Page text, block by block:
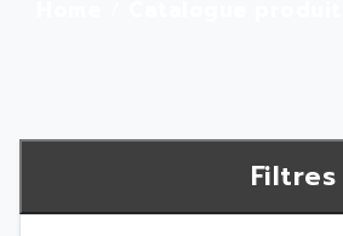
Filtres